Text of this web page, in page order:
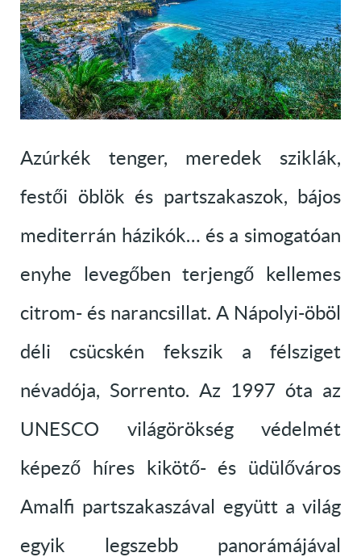
Azúrkék tenger, meredek sziklák,
festői öblök és partszakaszok, bájos
mediterrán házikók… és a simogatóan
enyhe levegőben terjengő kellemes
citrom- és narancsillat. A Nápolyi-öböl
déli csücskén fekszik a félsziget
névadója, Sorrento. Az 1997 óta az
UNESCO világörökség védelmét
képező híres kikötő- és üdülőváros
Amalfi partszakaszával együtt a világ
egyik legszebb panorámájával